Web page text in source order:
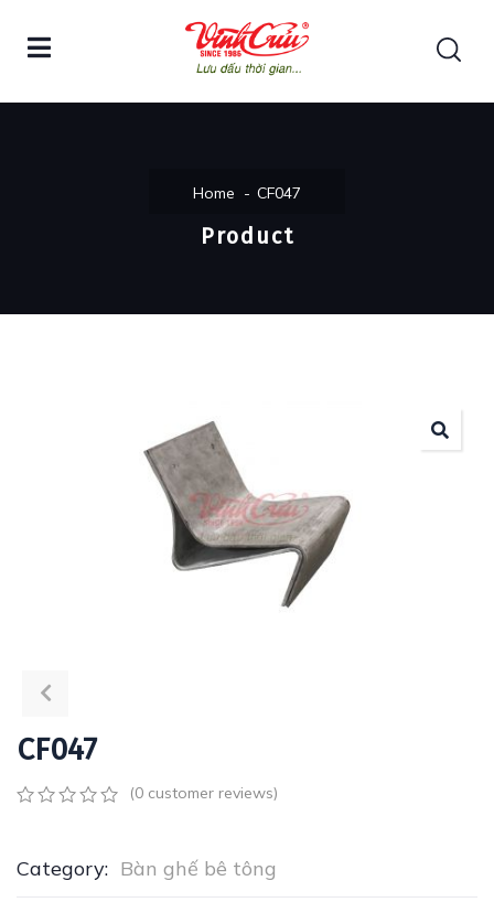
Home CF047
Product
CF047
of
based
(0 customer reviews)
Category: Bàn ghế bê tông